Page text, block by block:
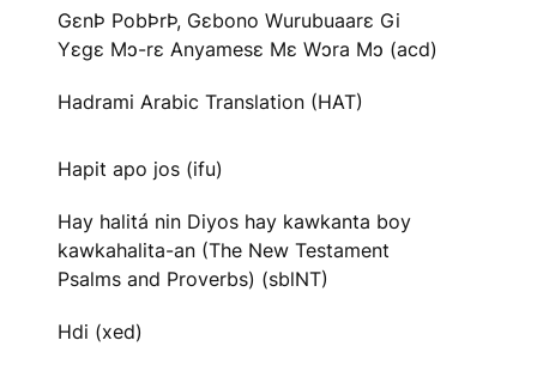
GɛnÞ PobÞrÞ, Gɛbono Wurubuaarɛ Gi
Yɛgɛ Mɔ-rɛ Anyamesɛ Mɛ Wɔra Mɔ (acd)
Hadrami Arabic Translation (HAT)
Hapit apo jos (ifu)
Hay halitá nin Diyos hay kawkanta boy
kawkahalita-an (The New Testament
Psalms and Proverbs) (sblNT)
Hdi (xed)